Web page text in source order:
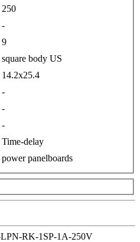
250
-
9
square body US
14.2x25.4
-
-
-
Time-delay
power panelboards